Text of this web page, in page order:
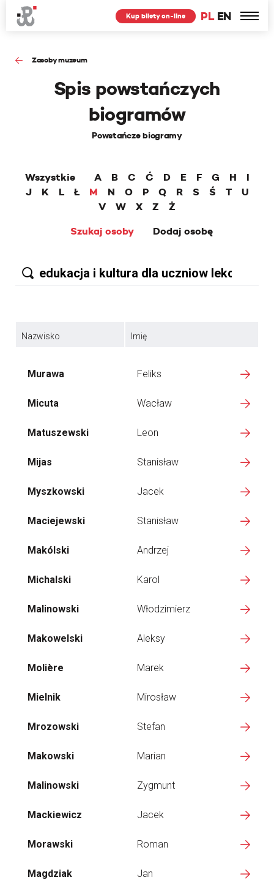
PL EN
Kup bilety on-line
Zasoby muzeum
Spis powstańczych
biogramów
Powstańcze biogramy
Wszystkie A B C Ć D E F G H
I
J
K L Ł M N O P Q R S Ś T
U
V
W X Z
Ż
Szukaj osoby
Dodaj osobę
Nazwisko Imię
Murawa Feliks
Micuta Wacław
Matuszewski Leon
Mijas Stanisław
Myszkowski Jacek
Maciejewski Stanisław
Makólski Andrzej
Michalski Karol
Malinowski Włodzimierz
Makowelski Aleksy
Molière Marek
Mielnik Mirosław
Mrozowski Stefan
Makowski Marian
Malinowski Zygmunt
Mackiewicz Jacek
Morawski Roman
Magdziak Jan